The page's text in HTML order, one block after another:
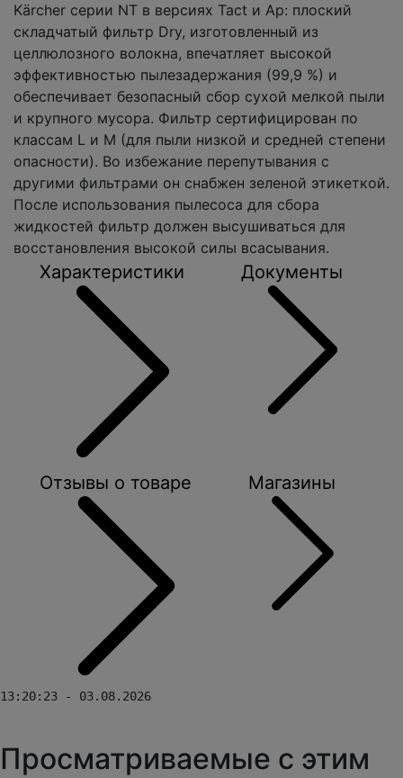
Kärcher серии NT в версиях Tact и Ap: плоский
складчатый фильтр Dry, изготовленный из
целлюлозного волокна, впечатляет высокой
эффективностью пылезадержания (99,9 %) и
обеспечивает безопасный сбор сухой мелкой пыли
и крупного мусора. Фильтр сертифицирован по
классам L и M (для пыли низкой и средней степени
опасности). Во избежание перепутывания с
другими фильтрами он снабжен зеленой этикеткой.
После использования пылесоса для сбора
жидкостей фильтр должен высушиваться для
восстановления высокой силы всасывания.
Характеристики Документы
Отзывы о товаре Магазины
13:20:23 - 03.08.2026
Просматриваемые с этим